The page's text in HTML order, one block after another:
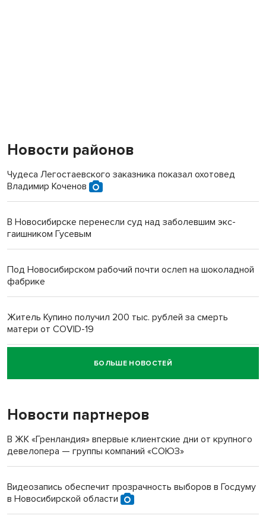
Новости районов
Чудеса Легостаевского заказника показал охотовед
Владимир Коченов
В Новосибирске перенесли суд над заболевшим экс-
гаишником Гусевым
Под Новосибирском рабочий почти ослеп на шоколадной
фабрике
Житель Купино получил 200 тыс. рублей за смерть
матери от COVID-19
Новосибирский суд наказал водителя за смерть
пенсионерки на вокзале
БОЛЬШЕ НОВОСТЕЙ
Новости партнеров
В ЖК «Гренландия» впервые клиентские дни от крупного
девелопера — группы компаний «СОЮЗ»
Видеозапись обеспечит прозрачность выборов в Госдуму
в Новосибирской области